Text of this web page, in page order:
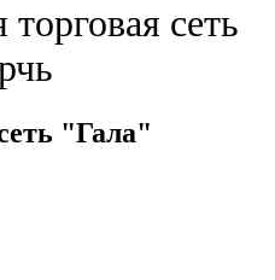
сеть
"Гала"